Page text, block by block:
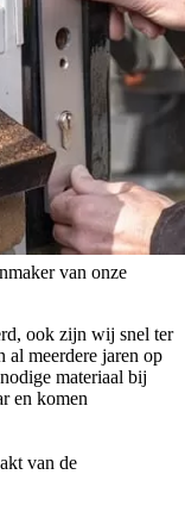
van onze
ook zijn wij snel ter
al meerdere jaren op
materiaal bij
en komen
van de